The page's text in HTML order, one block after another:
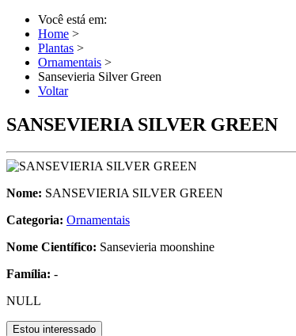
Você está em:
Home >
Plantas >
Ornamentais >
Sansevieria Silver Green
Voltar
SANSEVIERIA SILVER GREEN
Nome: SANSEVIERIA SILVER GREEN
Categoria: Ornamentais
Nome Científico: Sansevieria moonshine
Família: -
NULL
Estou interessado